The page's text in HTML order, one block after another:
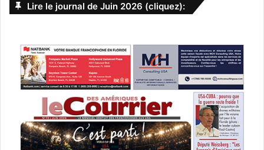
Lire le journal de Juin 2026 (cliquez):